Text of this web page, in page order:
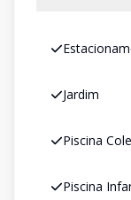
Jardim
Piscina
Piscina